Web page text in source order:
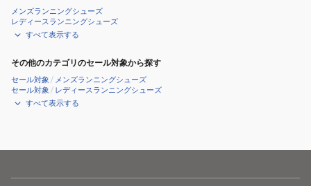
メンズランニングシューズ
レディースランニングシューズ
すべて表示する
その他のカテゴリのセール対象から探す
セール対象 / メンズランニングシューズ
セール対象 / レディースランニングシューズ
すべて表示する